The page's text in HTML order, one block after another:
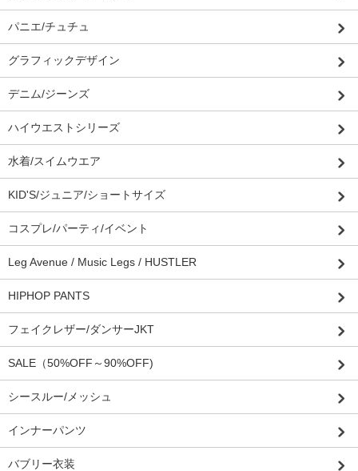
パニエ/チュチュ
グラフィックデザイン
デニム/ジーンズ
ハイウエストシリーズ
水着/スイムウエア
KID'S/ジュニア/ショートサイズ
コスプレ/パーティ/イベント
Leg Avenue / Music Legs / HUSTLER
HIPHOP PANTS
フェイクレザー/ダンサーJKT
SALE（50%OFF～90%OFF)
シースルー/メッシュ
インナーパンツ
バブリー衣装